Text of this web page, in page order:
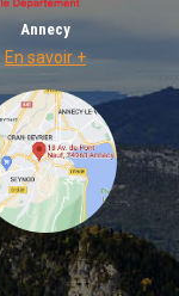
Annecy
En savoir +